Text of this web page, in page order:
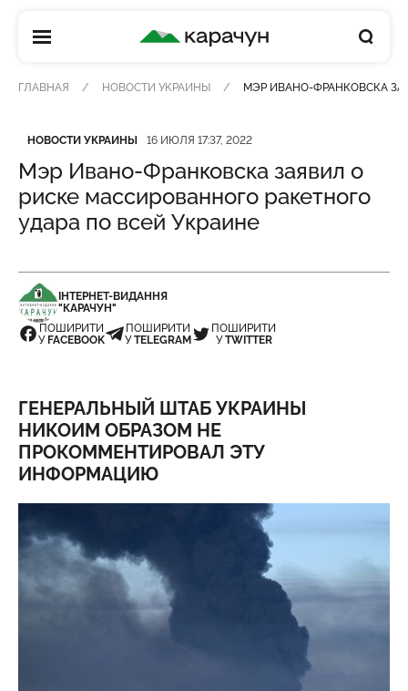
КАРАЧУН
ГЛАВНАЯ НОВОСТИ УКРАИНЫ МЭР ИВАНО-ФРАНКОВСКА
Категория
НОВОСТИ УКРАИНЫ
Дата публикации 16 ИЮЛЯ 17:37, 2022
Мэр Ивано-Франковска заявил о
риске массированного ракетного
удара по всей Украине
ІНТЕРНЕТ-ВИДАННЯ
"КАРАЧУН"
ПОШИРИТИ
У FACEBOOK
ПОШИРИТИ
УTELEGRAM
ПОШИРИТИ
УTWITTER
ГЕНЕРАЛЬНЫЙ ШТАБ УКРАИНЫ
НИКОИМ ОБРАЗОМ НЕ
ПРОКОММЕНТИРОВАЛ ЭТУ
ИНФОРМАЦИЮ